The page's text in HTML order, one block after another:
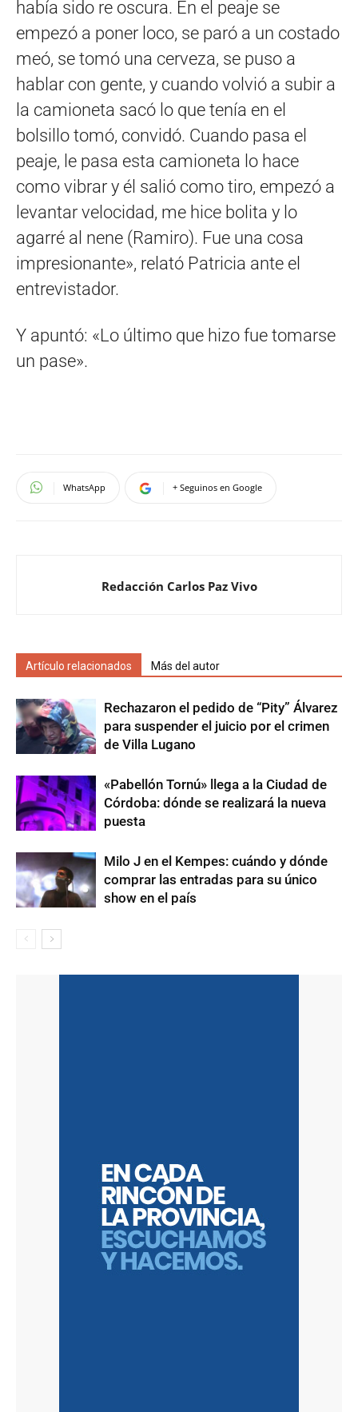
había sido re oscura. En el peaje se
empezó a poner loco, se paró a un costado
meó, se tomó una cerveza, se puso a
hablar con gente, y cuando volvió a subir a
la camioneta sacó lo que tenía en el
bolsillo tomó, convidó. Cuando pasa el
peaje, le pasa esta camioneta lo hace
como vibrar y él salió como tiro, empezó a
levantar velocidad, me hice bolita y lo
agarré al nene (Ramiro). Fue una cosa
impresionante», relató Patricia ante el
entrevistador.
Y apuntó: «Lo último que hizo fue tomarse
un pase».
WhatsApp + Seguinos en Google
Redacción Carlos Paz Vivo
Artículo relacionados Más del autor
Rechazaron el pedido de “Pity” Álvarez
para suspender el juicio por el crimen
de Villa Lugano
«Pabellón Tornú» llega a la Ciudad de
Córdoba: dónde se realizará la nueva
puesta
Milo J en el Kempes: cuándo y dónde
comprar las entradas para su único
show en el país